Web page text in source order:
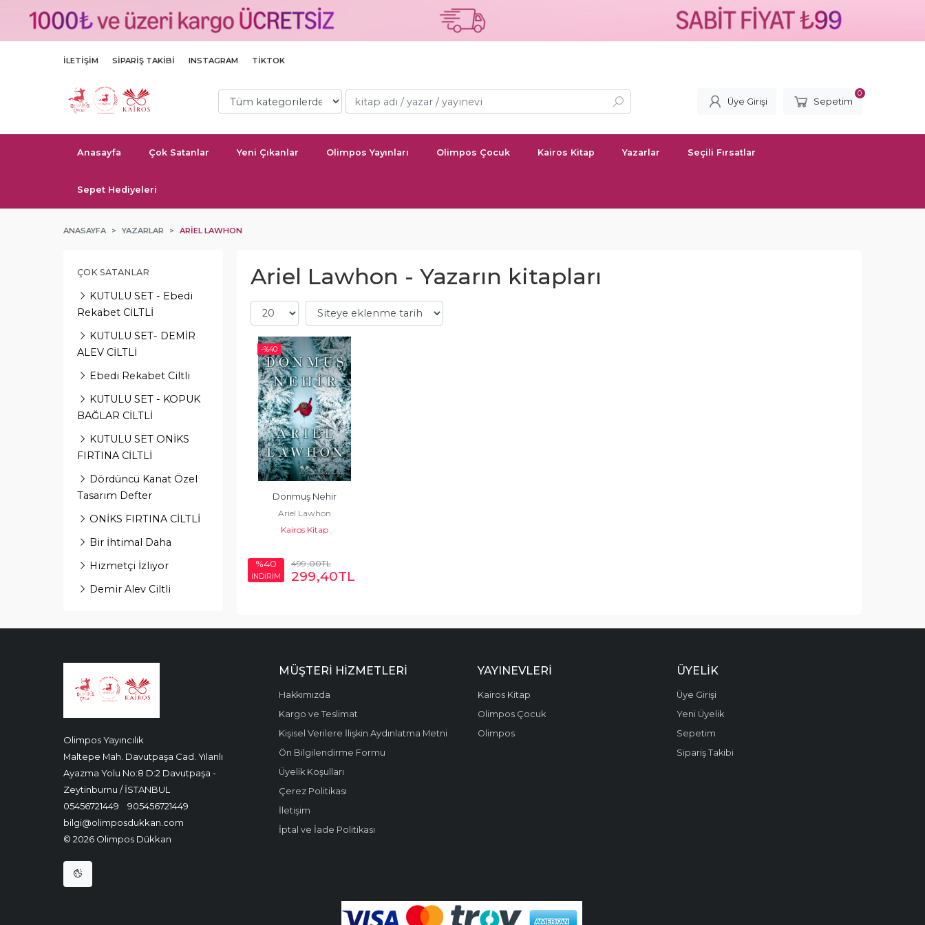
İLETIŞIM SIPARIŞ TAKIBI INSTAGRAM TIKTOK
Üye Girişi Sepetim
0
Anasayfa Çok Satanlar Yeni Çıkanlar Olimpos Yayınları Olimpos Çocuk Kairos Kitap Yazarlar Seçili Fırsatlar
Sepet Hediyeleri
ANASAYFA YAZARLAR ARIEL LAWHON
ÇOK SATANLAR
KUTULU SET - Ebedi
Rekabet CİLTLİ
KUTULU SET- DEMİR
ALEV CİLTLİ
Ebedi Rekabet Ciltli
KUTULU SET - KOPUK
BAĞLAR CİLTLİ
KUTULU SET ONİKS
FIRTINA CİLTLİ
Dördüncü Kanat Özel
Tasarım Defter
ONİKS FIRTINA CİLTLİ
Bir İhtimal Daha
Hizmetçi İzliyor
Demir Alev Ciltli
Ariel Lawhon - Yazarın kitapları
-%40
Donmuş Nehir
Ariel Lawhon
Kairos Kitap
%40
İNDİRİM
499,00TL
299,40TL
Olimpos Yayıncılık
Maltepe Mah. Davutpaşa Cad. Yılanlı
Ayazma Yolu No:8 D:2 Davutpaşa -
Zeytinburnu / İSTANBUL
05456721449
905456721449
bilgi@olimposdukkan.com
© 2026 Olimpos Dükkan
MÜŞTERI HIZMETLERI
Hakkımızda
Kargo ve Teslimat
Kişisel Verilere İlişkin Aydınlatma Metni
Ön Bilgilendirme Formu
Üyelik Koşulları
Çerez Politikası
İletişim
İptal ve İade Politikası
YAYINEVLERI
Kairos Kitap
Olimpos Çocuk
Olimpos
ÜYELIK
Üye Girişi
Yeni Üyelik
Sepetim
Sipariş Takibi